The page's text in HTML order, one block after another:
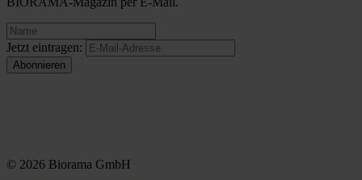
Jetzt eintragen:
© 2026 Biorama GmbH